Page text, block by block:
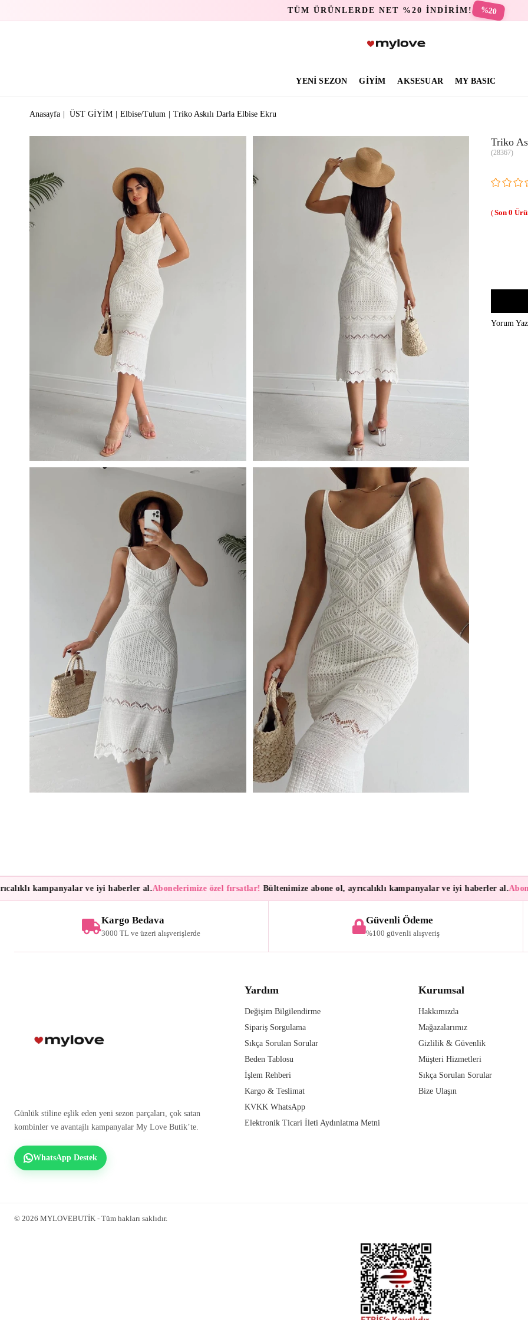
TÜM ÜRÜNLERDE NET %20 İNDİRİM! %20
YENİ SEZON GİYİM AKSESUAR MY BASIC
Anasayfa ÜST GİYİM Elbise/Tulum Triko Askılı Darla Elbise Ekru
Triko
(28367)
0
Yorum Yaz
kampanyalar ve iyi haberler al.Abonelerimize özel fırsatlar!Bültenimize abone ol, ayrıcalıklı kampanyalar ve iyi haberler al.
Kargo Bedava
3000 TL ve üzeri alışverişlerde
Güvenli Ödeme
%100 güvenli alışveriş
Günlük stiline eşlik eden yeni sezon parçaları, çok satan
kombinler ve avantajlı kampanyalar My Love Butik’te.
WhatsApp Destek
Yardım
Değişim Bilgilendirme
Sipariş Sorgulama
Sıkça Sorulan Sorular
Beden Tablosu
İşlem Rehberi
Kargo & Teslimat
KVKK WhatsApp
Elektronik Ticari İleti Aydınlatma Metni
Kurumsal
Hakkımızda
Mağazalarımız
Gizlilik & Güvenlik
Müşteri Hizmetleri
Sıkça Sorulan Sorular
Bize Ulaşın
© 2026 MYLOVEBUTİK - Tüm hakları saklıdır.